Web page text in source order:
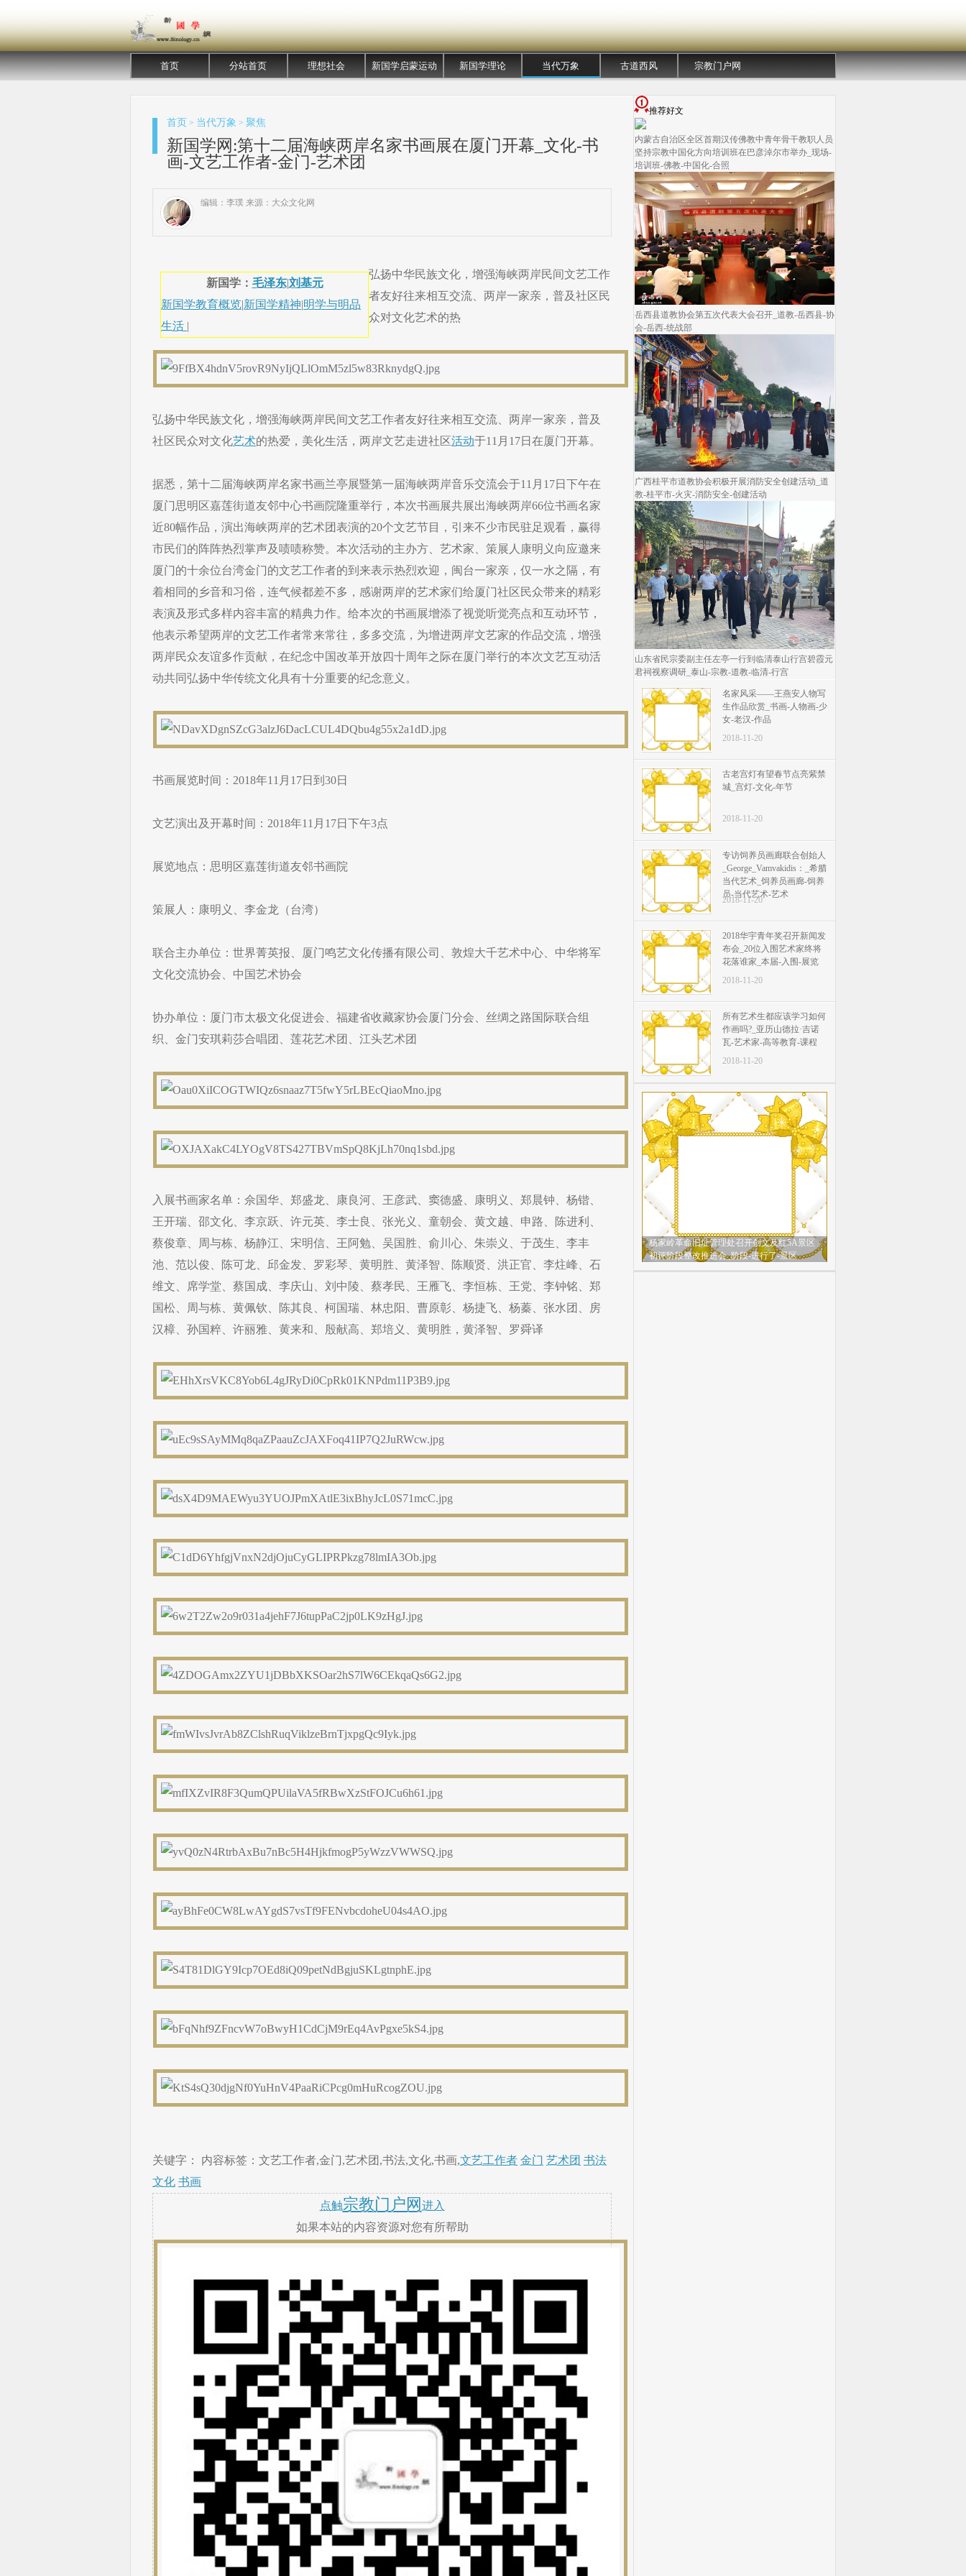
首页 分站首页 理想社会 新国学启蒙运动 新国学理论 当代万象 古道西风 宗教门户网
首页 > 当代万象 > 聚焦
新国学网:第十二届海峡两岸名家书画展在厦门开幕_文化-书
画-文艺工作者-金门-艺术团
编辑：李璞 来源：大众文化网
新国学： 毛泽东|刘基元
新国学教育概览|新国学精神|明学与明品
生活 |
弘扬中华民族文化，增强海峡两岸民间文艺工作
者友好往来相互交流、两岸一家亲，普及社区民
众对文化艺术的热
弘扬中华民族文化，增强海峡两岸民间文艺工作者友好往来相互交流、两岸一家亲，普及
社区民众对文化艺术的热爱，美化生活，两岸文艺走进社区活动于11月17日在厦门开幕。
据悉，第十二届海峡两岸名家书画兰亭展暨第一届海峡两岸音乐交流会于11月17日下午在
厦门思明区嘉莲街道友邻中心书画院隆重举行，本次书画展共展出海峡两岸66位书画名家
近80幅作品，演出海峡两岸的艺术团表演的20个文艺节目，引来不少市民驻足观看，赢得
市民们的阵阵热烈掌声及啧啧称赞。本次活动的主办方、艺术家、策展人康明义向应邀来
厦门的十余位台湾金门的文艺工作者的到来表示热烈欢迎，闽台一家亲，仅一水之隔，有
着相同的乡音和习俗，连气候都差不多，感谢两岸的艺术家们给厦门社区民众带来的精彩
表演及形式多样内容丰富的精典力作。给本次的书画展增添了视觉听觉亮点和互动环节，
他表示希望两岸的文艺工作者常来常往，多多交流，为增进两岸文艺家的作品交流，增强
两岸民众友谊多作贡献，在纪念中国改革开放四十周年之际在厦门举行的本次文艺互动活
动共同弘扬中华传统文化具有十分重要的纪念意义。
书画展览时间：2018年11月17日到30日
文艺演出及开幕时间：2018年11月17日下午3点
展览地点：思明区嘉莲街道友邻书画院
策展人：康明义、李金龙（台湾）
联合主办单位：世界菁英报、厦门鸣艺文化传播有限公司、敦煌大千艺术中心、中华将军
文化交流协会、中国艺术协会
协办单位：厦门市太极文化促进会、福建省收藏家协会厦门分会、丝绸之路国际联合组
织、金门安琪莉莎合唱团、莲花艺术团、江头艺术团
入展书画家名单：佘国华、郑盛龙、康良河、王彦武、窦德盛、康明义、郑晨钟、杨锴、
王开瑞、邵文化、李京跃、许元英、李士良、张光义、童朝会、黄文越、申路、陈进利、
蔡俊章、周与栋、杨静江、宋明信、王阿勉、吴国胜、俞川心、朱崇义、于茂生、李丰
池、范以俊、陈可龙、邱金发、罗彩琴、黄明胜、黄泽智、陈顺贤、洪正官、李炷峰、石
维文、席学堂、蔡国成、李庆山、刘中陵、蔡孝民、王雁飞、李恒栋、王党、李钟铭、郑
国松、周与栋、黄佩钦、陈其良、柯国瑞、林忠阳、曹原彰、杨捷飞、杨蓁、张水团、房
汉樟、孙国粹、许丽雅、黄来和、殷献高、郑培义、黄明胜，黄泽智、罗舜译
关键字： 内容标签：文艺工作者,金门,艺术团,书法,文化,书画,文艺工作者 金门 艺术团 书法
文化 书画
点触宗教门户网 进入
如果本站的内容资源对您有所帮助
推荐好文
内蒙古自治区全区首期汉传佛教中青年骨干教职人员
坚持宗教中国化方向培训班在巴彦淖尔市举办_现场-
培训班-佛教-中国化-合照
岳西县道教协会第五次代表大会召开_道教-岳西县-协
会-岳西-统战部
广西桂平市道教协会积极开展消防安全创建活动_道
教-桂平市-火灾-消防安全-创建活动
山东省民宗委副主任左亭一行到临清泰山行宫碧霞元
君祠视察调研_泰山-宗教-道教-临清-行宫
名家风采——王燕安人物写
生作品欣赏_书画-人物画-少
女-老汉-作品
2018-11-20
古老宫灯有望春节点亮紫禁
城_宫灯-文化-年节
2018-11-20
专访饲养员画廊联合创始人
_George_Vamvakidis：_希腊
当代艺术_饲养员画廊-饲养
员-当代艺术-艺术
2018-11-20
2018华宇青年奖召开新闻发
布会_20位入围艺术家终将
花落谁家_本届-入围-展览
2018-11-20
所有艺术生都应该学习如何
作画吗?_​亚历山德拉·吉诺
瓦-艺术家-高等教育-课程
2018-11-20
杨家岭革命旧址管理处召开创文及红5A景区
初评阶段整改推进会_阶段-进行了-景区